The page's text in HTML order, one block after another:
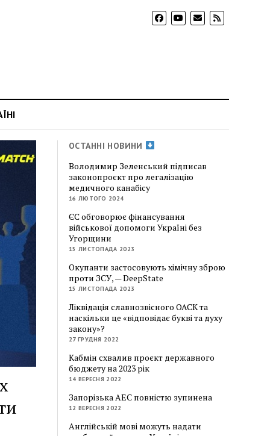
ОСТАННІ НОВИНИ
Володимир Зеленський підписав
законопроєкт про легалізацію
медичного канабісу
16 ЛЮТОГО 2024
ЄС обговорює фінансування
військової допомоги Україні без
Угорщини
15 ЛИСТОПАДА 2023
Окупанти застосовують хімічну зброю
проти ЗСУ, — DeepState
15 ЛИСТОПАДА 2023
Ліквідація славнозвісного ОАСК та
наскільки це «відповідає букві та духу
закону»?
27 ГРУДНЯ 2022
Кабмін схвалив проєкт державного
бюджету на 2023 рік
14 ВЕРЕСНЯ 2022
Запорізька АЕС повністю зупинена
12 ВЕРЕСНЯ 2022
Англійській мові можуть надати